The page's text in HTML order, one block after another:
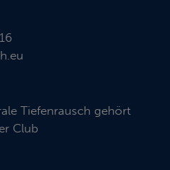
Tiefenrausch gehört
Club